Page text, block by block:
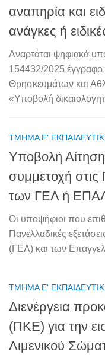
αναπηρία και
ανάγκες ή
Αναρτάται ψηφιακά
154432/2025 έγγραφο
Θρησκευμάτων και
«Υποβολή
ΤΜΉΜΑ Ε'
Υποβολή
συμμετοχή στις
των ΓΕΛ ή
Οι υποψήφιοι που
Πανελλαδικές
(ΓΕΛ) και των
ΤΜΉΜΑ Ε'
Διενέργεια
(ΠΚΕ) για την
Λιμενικού